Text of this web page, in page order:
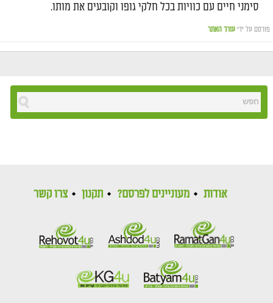
סימני חיים עם כוויות בכל חלקי גופו וקובעים את מותו.
פורסם על ידי עורך האתר
אודות מעוניינים לפרסם? תקנון צרו קשר